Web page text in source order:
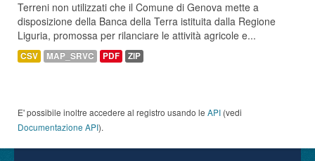
Terreni non utilizzati che il Comune di Genova mette a
disposizione della Banca della Terra istituita dalla Regione
Liguria, promossa per rilanciare le attività agricole e...
CSV MAP_SRVC PDF ZIP
E' possibile inoltre accedere al registro usando le API (vedi
Documentazione API).